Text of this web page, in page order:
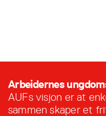
Arbeidernes
AUFs visjon er at
sammen skaper et